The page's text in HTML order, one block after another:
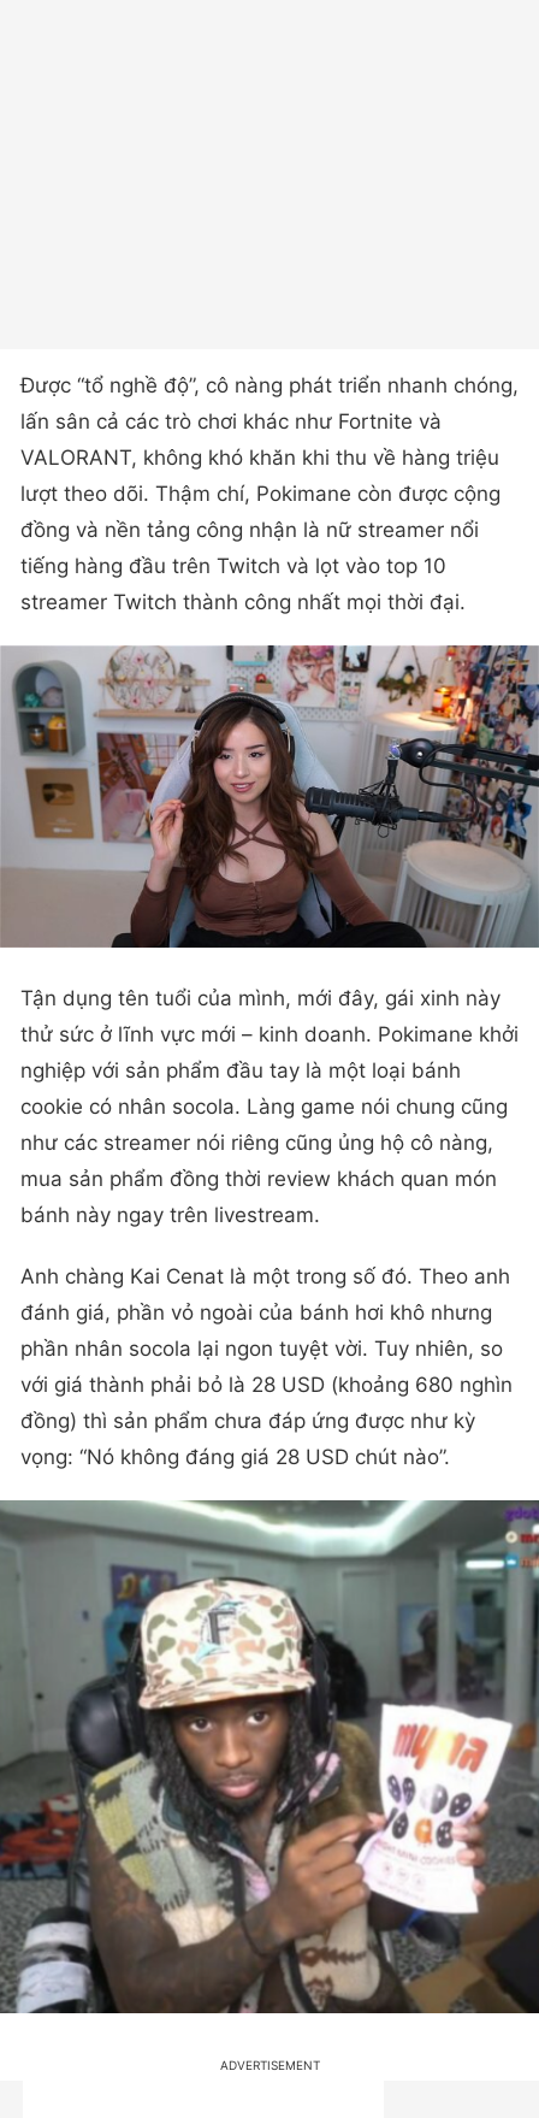
Được “tổ nghề độ”, cô nàng phát triển nhanh chóng,
lấn sân cả các trò chơi khác như Fortnite và
VALORANT, không khó khăn khi thu về hàng triệu
lượt theo dõi. Thậm chí, Pokimane còn được cộng
đồng và nền tảng công nhận là nữ streamer nổi
tiếng hàng đầu trên Twitch và lọt vào top 10
streamer Twitch thành công nhất mọi thời đại.
Tận dụng tên tuổi của mình, mới đây, gái xinh này
thử sức ở lĩnh vực mới – kinh doanh. Pokimane khởi
nghiệp với sản phẩm đầu tay là một loại bánh
cookie có nhân socola. Làng game nói chung cũng
như các streamer nói riêng cũng ủng hộ cô nàng,
mua sản phẩm đồng thời review khách quan món
bánh này ngay trên livestream.
Anh chàng Kai Cenat là một trong số đó. Theo anh
đánh giá, phần vỏ ngoài của bánh hơi khô nhưng
phần nhân socola lại ngon tuyệt vời. Tuy nhiên, so
với giá thành phải bỏ là 28 USD (khoảng 680 nghìn
đồng) thì sản phẩm chưa đáp ứng được như kỳ
vọng: “Nó không đáng giá 28 USD chút nào”.